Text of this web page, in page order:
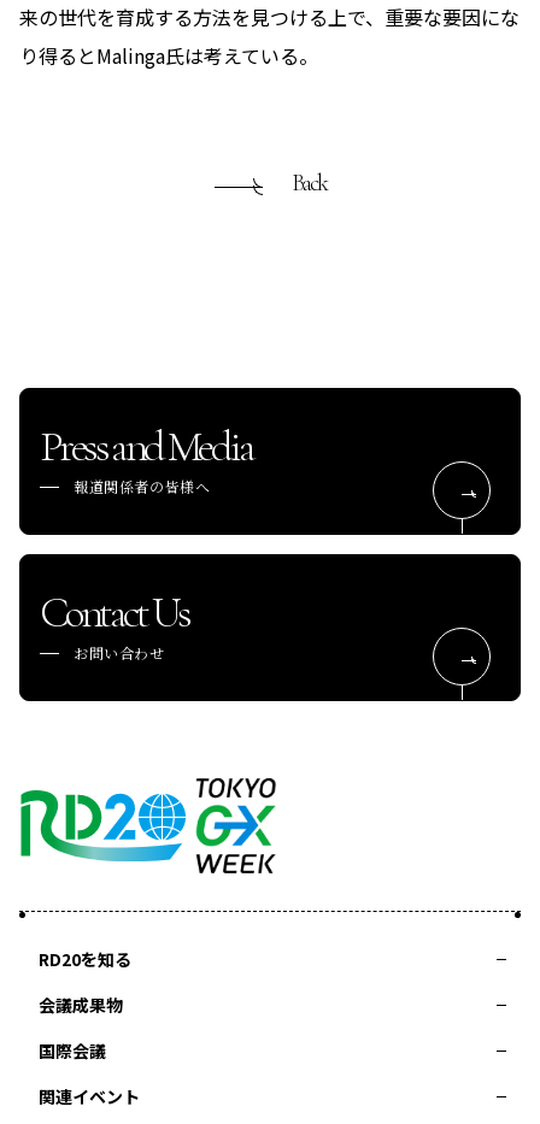
来の世代を育成する方法を見つける上で、重要な要因にな
り得るとMalinga氏は考えている。
Back
Press and Media
報道関係者の皆様へ
Contact Us
お問い合わせ
RD20を知る
RD20とはアクションコミッティー
会議成果物
2025-リーダーズレコメンデーション2025つくば
2023-リーダーズレコメンデーション2023福島
国際会議
第8回RD20国際会議
関連イベント